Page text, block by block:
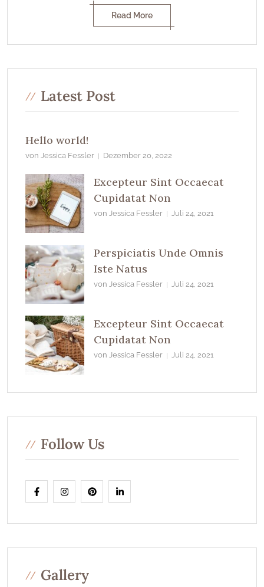
Read More
Latest Post
Hello world!
von Jessica Fessler Dezember 20, 2022
Excepteur Sint Occaecat
Cupidatat Non
von Jessica Fessler Juli 24, 2021
Perspiciatis Unde Omnis
Iste Natus
von Jessica Fessler Juli 24, 2021
Excepteur Sint Occaecat
Cupidatat Non
von Jessica Fessler Juli 24, 2021
Follow Us
Gallery